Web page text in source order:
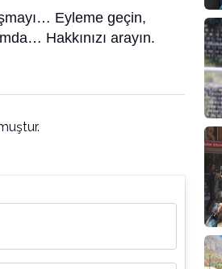
Eyleme geçin,
Hakkınızı arayın.